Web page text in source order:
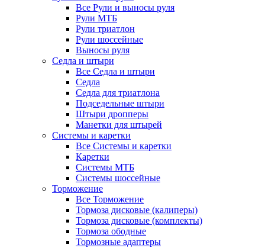
Все Рули и выносы руля
Рули МТБ
Рули триатлон
Рули шоссейные
Выносы руля
Седла и штыри
Все Седла и штыри
Седла
Седла для триатлона
Подседельные штыри
Штыри дропперы
Манетки для штырей
Системы и каретки
Все Системы и каретки
Каретки
Системы МТБ
Системы шоссейные
Торможение
Все Торможение
Тормоза дисковые (калиперы)
Тормоза дисковые (комплекты)
Тормоза ободные
Тормозные адаптеры